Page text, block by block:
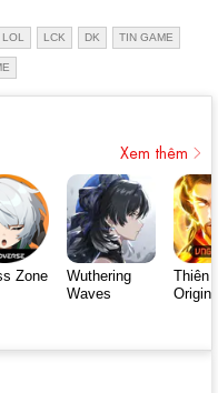
LOL LCK DK TIN GAME
Xem thêm
Zone
Wuthering
Waves
Thiên
Origin